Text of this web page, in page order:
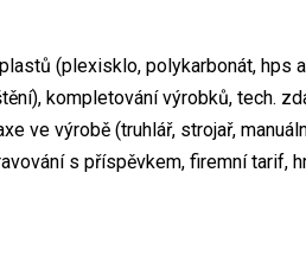
(plexisklo, polykarbonát, hps
kompletování výrobků, tech.
ve výrobě (truhlář, strojař,
s příspěvkem, firemní tarif,